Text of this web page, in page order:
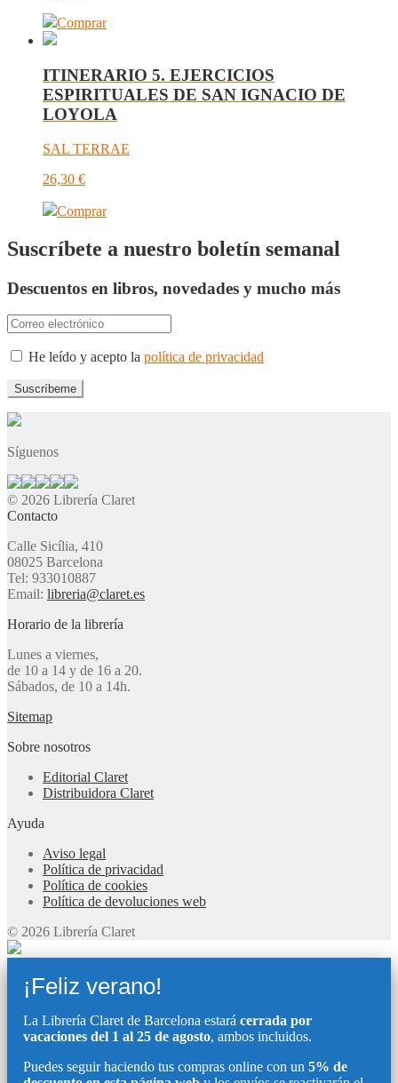
Comprar
ITINERARIO 5. EJERCICIOS
ESPIRITUALES DE SAN IGNACIO DE
LOYOLA
SAL TERRAE
26,30 €
Comprar
Suscríbete a nuestro boletín semanal
Descuentos en libros, novedades y mucho más
He leído y acepto la política de privacidad
Síguenos
© 2026 Librería Claret
Contacto
Calle Sicília, 410
08025 Barcelona
Tel: 933010887
Email: libreria@claret.es
Horario de la librería
Lunes a viernes,
de 10 a 14 y de 16 a 20.
Sábados, de 10 a 14h.
Sitemap
Sobre nosotros
Editorial Claret
Distribuidora Claret
Ayuda
Aviso legal
Política de privacidad
Política de cookies
Política de devoluciones web
© 2026 Librería Claret
¡Feliz verano!
La Librería Claret de Barcelona estará cerrada por
vacaciones del 1 al 25 de agosto, ambos incluidos.
Puedes seguir haciendo tus compras online con un 5% de